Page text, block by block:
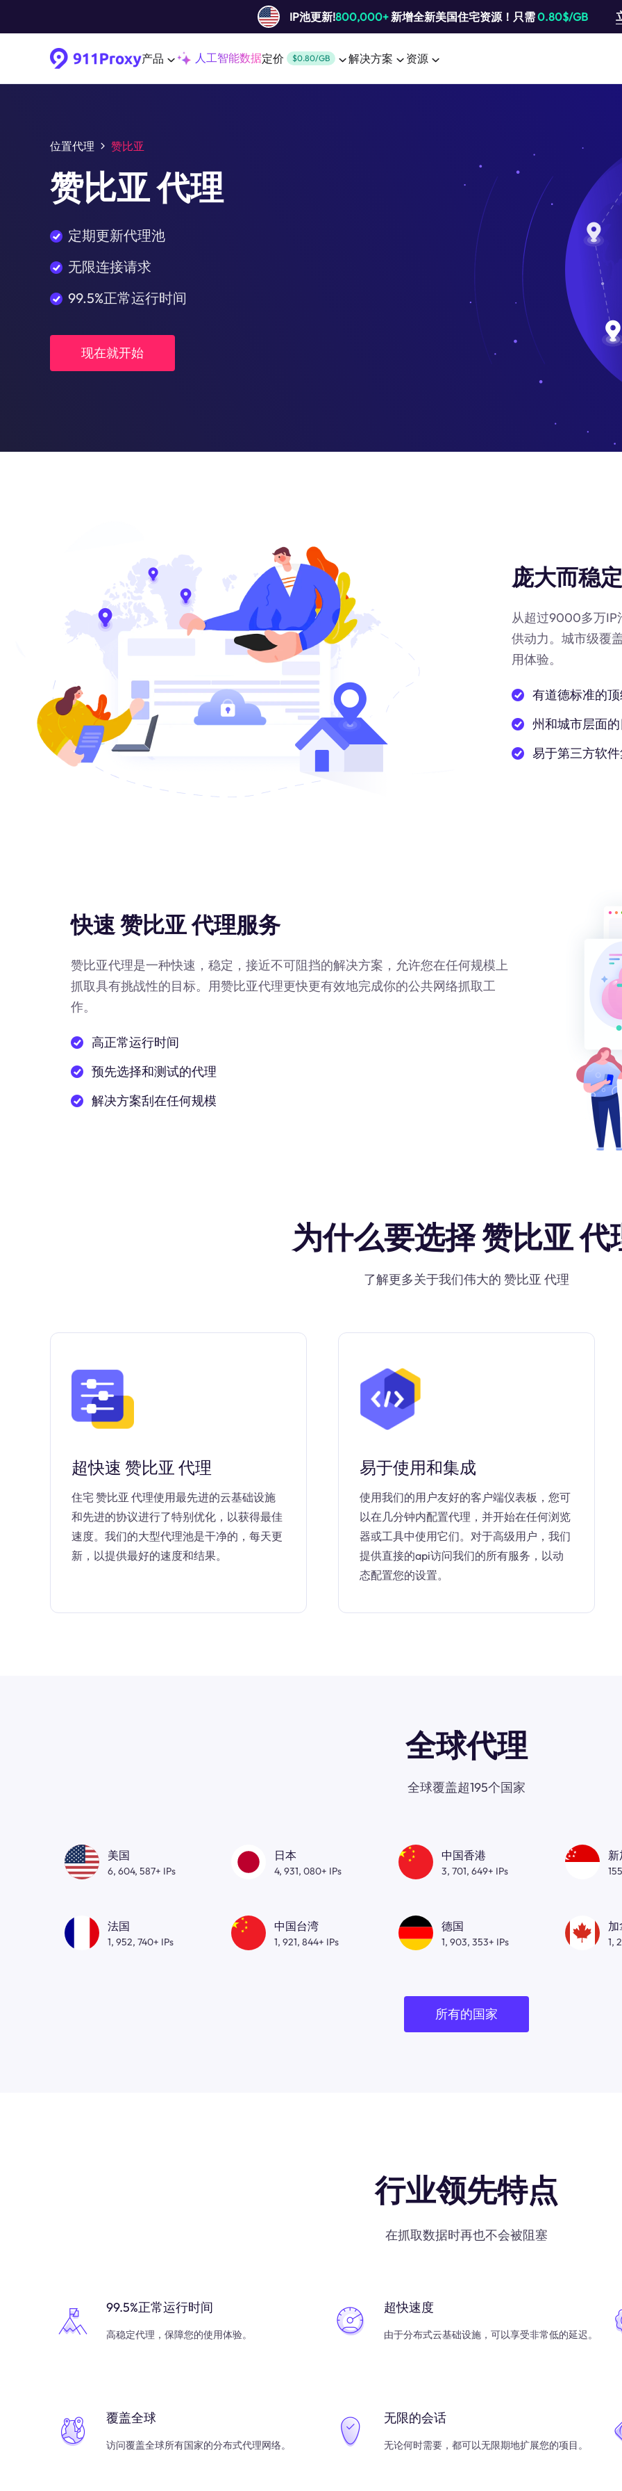
IP池更新!800,000+新增全新美国住宅资源！只需0.80$/GB
产品 人工智能数据定价 $0.80/GB 解决方案 资源
位置代理 赞比亚
赞比亚 代理
定期更新代理池
无限连接请求
99.5%正常运行时间
现在就开始
庞大而稳
从超过9000多万IP
供动力。城市级覆
用体验。
有道德标准的
州和城市层面
易于第三方软
快速 赞比亚 代理服务
赞比亚代理是一种快速，稳定，接近不可阻挡的解决方案，允许您在任何规模上
抓取具有挑战性的目标。用赞比亚代理更快更有效地完成你的公共网络抓取工
作。
高正常运行时间
预先选择和测试的代理
解决方案刮在任何规模
为什么要选择 赞比亚 代
了解更多关于我们伟大的 赞比亚 代理
超快速 赞比亚 代理
住宅 赞比亚 代理使用最先进的云基础设施
和先进的协议进行了特别优化，以获得最佳
速度。我们的大型代理池是干净的，每天更
新，以提供最好的速度和结果。
易于使用和集成
使用我们的用户友好的客户端仪表板，您可
以在几分钟内配置代理，并开始在任何浏览
器或工具中使用它们。对于高级用户，我们
提供直接的api访问我们的所有服务，以动
态配置您的设置。
全球代理
全球覆盖超195个国家
美国
6, 604, 587+ IPs
日本
4, 931, 080+ IPs
中国香港
3, 701, 649+ IPs
新
法国
1, 952, 740+ IPs
中国台湾
1, 921, 844+ IPs
德国
1, 903, 353+ IPs
加
1,
所有的国家
行业领先特点
在抓取数据时再也不会被阻塞
99.5%正常运行时间
高稳定代理，保障您的使用体验。
超快速度
由于分布式云基础设施，可以享受非常低的延迟。
覆盖全球
访问覆盖全球所有国家的分布式代理网络。
无限的会话
无论何时需要，都可以无限期地扩展您的项目。